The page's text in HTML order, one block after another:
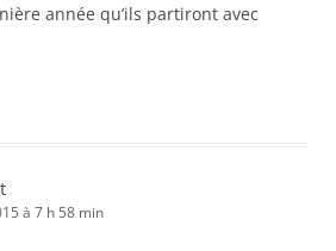
année qu’ils partiront avec
à 7 h 58 min